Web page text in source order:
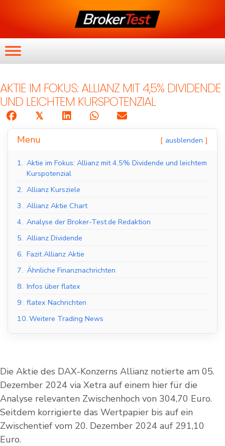
AKTIE IM FOKUS: ALLIANZ MIT 4,5% DIVIDENDE
UND LEICHTEM KURSPOTENZIAL
𝕏
Menu ausblenden
1. Aktie im Fokus: Allianz mit 4,5% Dividende und leichtem
Kurspotenzial
2. Allianz Kursziele
3. Allianz Aktie Chart
4. Analyse der Broker-Test.de Redaktion
5. Allianz Dividende
6. Fazit Allianz Aktie
7. Ähnliche Finanznachrichten
8. Infos über flatex
9. flatex Nachrichten
10. Weitere Trading News
Die Aktie des DAX-Konzerns Allianz notierte am 05.
Dezember 2024 via Xetra auf einem hier für die
Analyse relevanten Zwischenhoch von 304,70 Euro.
Seitdem korrigierte das Wertpapier bis auf ein
Zwischentief vom 20. Dezember 2024 auf 291,10
Euro.